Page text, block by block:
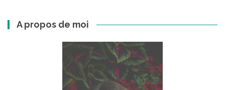
A propos de moi